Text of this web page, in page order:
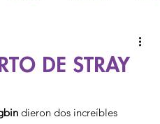
DE STRAY
dieron dos increíbles